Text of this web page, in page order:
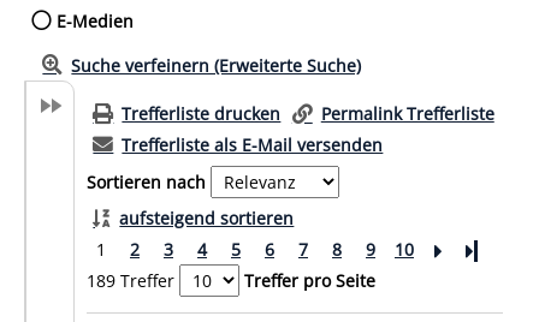
E-Medien
Suche verfeinern (Erweiterte Suche)
Trefferliste drucken
Permalink Trefferliste
Trefferliste als E-Mail versenden
Sortieren nach
aufsteigend sortieren
1
2 3 4 5 6 7 8 9 10
Letzte
189 Treffer
Treffer pro Seite